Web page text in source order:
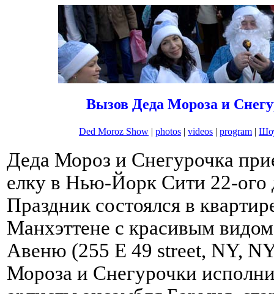
Вызов Деда Мороза и
Ded Moroz Show | photos | videos | program |
Деда Мороз и Снегурочка
елку в Нью-Йорк Сити 22-ого
Праздник состоялся в
Манхэттене с красивым
Авеню (255 E 49 street, NY,
Мороза и Снегурочки